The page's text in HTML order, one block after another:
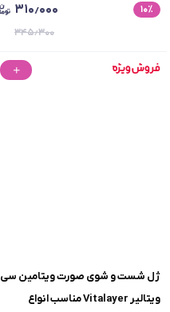
پوست، حجم 200 میلی لیتر
۱۰٪ ۳۱۰٫۰۰۰
۳۴۵٫۳۰۰
ژل شست و شوی صورت ویتامین سی
ویتالیر Vitalayer مناسب انواع